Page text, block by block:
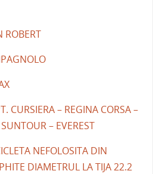
ROBERT
CURSIERA – REGINA CORSA –
– EVEREST
NEFOLOSITA DIN
DIAMETRUL LA TIJA 22.2